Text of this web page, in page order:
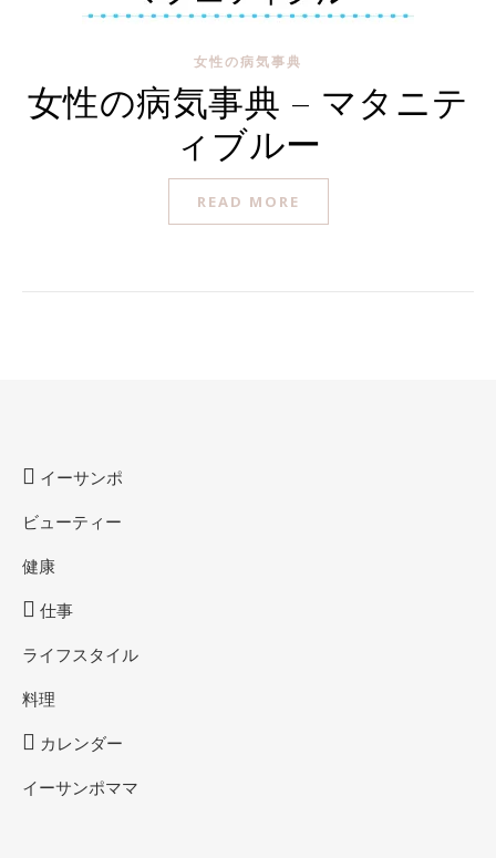
女性の病気事典
女性の病気事典 – マタニテ
ィブルー
READ MORE
イーサンポ
ビューティー
健康
仕事
ライフスタイル
料理
カレンダー
イーサンポママ